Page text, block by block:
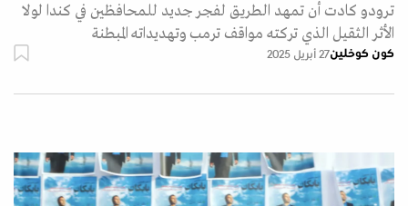
ترودو كادت أن تمهد الطريق لفجر جديد للمحافظين في كندا لولا
الأثر الثقيل الذي تركته مواقف ترمب وتهديداته المبطنة
كون كوخلين27 أبريل 2025